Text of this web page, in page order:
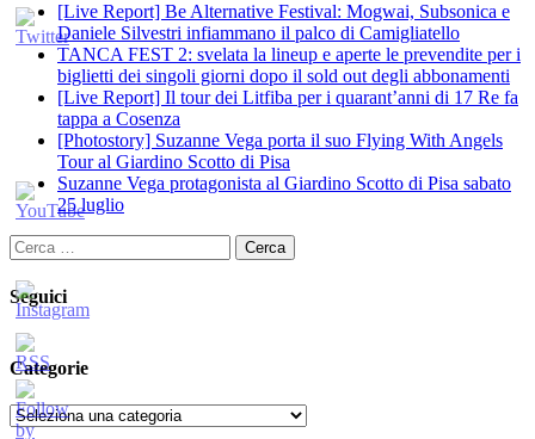
[Live Report] Be Alternative Festival: Mogwai, Subsonica e
Daniele Silvestri infiammano il palco di Camigliatello
TANCA FEST 2: svelata la lineup e aperte le prevendite per i
biglietti dei singoli giorni dopo il sold out degli abbonamenti
[Live Report] Il tour dei Litfiba per i quarant’anni di 17 Re fa
tappa a Cosenza
[Photostory] Suzanne Vega porta il suo Flying With Angels
Tour al Giardino Scotto di Pisa
Suzanne Vega protagonista al Giardino Scotto di Pisa sabato
25 luglio
Ricerca
per:
Seguici
Categorie
Categorie